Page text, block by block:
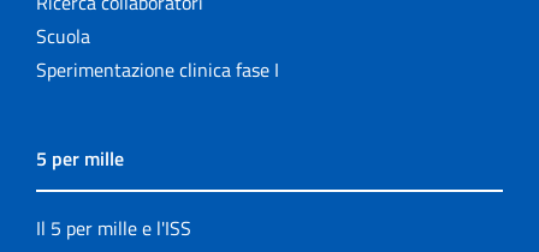
Scuola
Sperimentazione clinica fase I
5 per mille
Il 5 per mille e l'ISS